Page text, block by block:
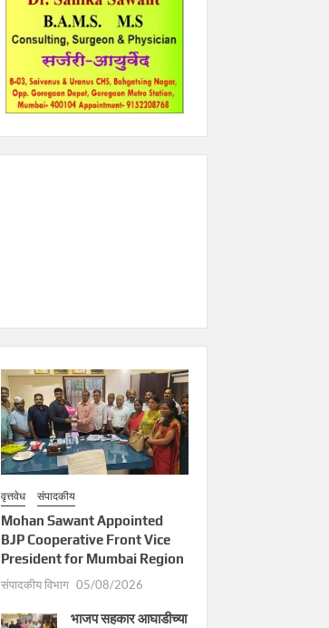
वृत्तवेध संपादकीय
Mohan Sawant Appointed
BJP Cooperative Front Vice
President for Mumbai Region
संपादकीय विभाग 05/08/2026
भाजप सहकार आघाडीच्या